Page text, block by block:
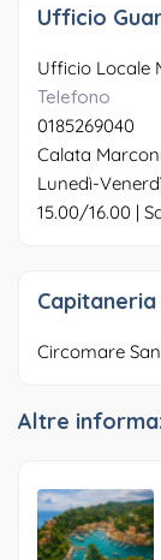
Ufficio
Ufficio Locale
Telefono
0185269040
Calata
Lunedì-
15.00/16.00 |
Circomare
Altre